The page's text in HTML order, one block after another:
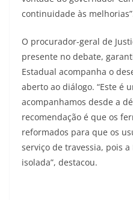
continuidade às
O procurador-geral de
presente no debate,
Estadual acompanha o
aberto ao diálogo. “Este é
acompanhamos desde a
recomendação é que os
reformados para que os
serviço de travessia, pois
isolada”, destacou.